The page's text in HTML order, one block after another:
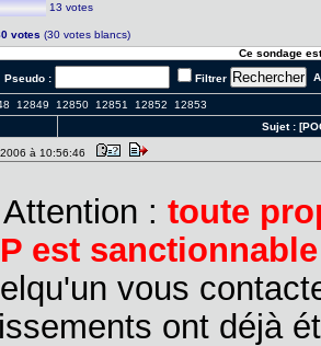
13 votes
votes (30 votes blancs)
Ce sondage
Pseudo : Filtrer
12849 12850 12851 12852
12853
Sujet :
à 10:56:46
Attention : toute
est
vous
ont déjà